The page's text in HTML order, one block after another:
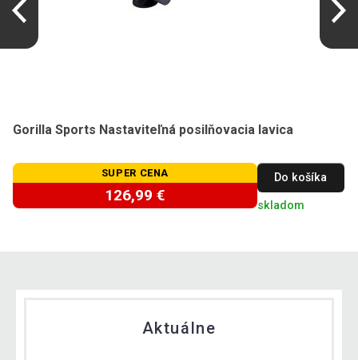
Gorilla Sports Nastaviteľná posilňovacia lavica
SUPER CENA
126,99 €
Do košíka
skladom
Aktuálne